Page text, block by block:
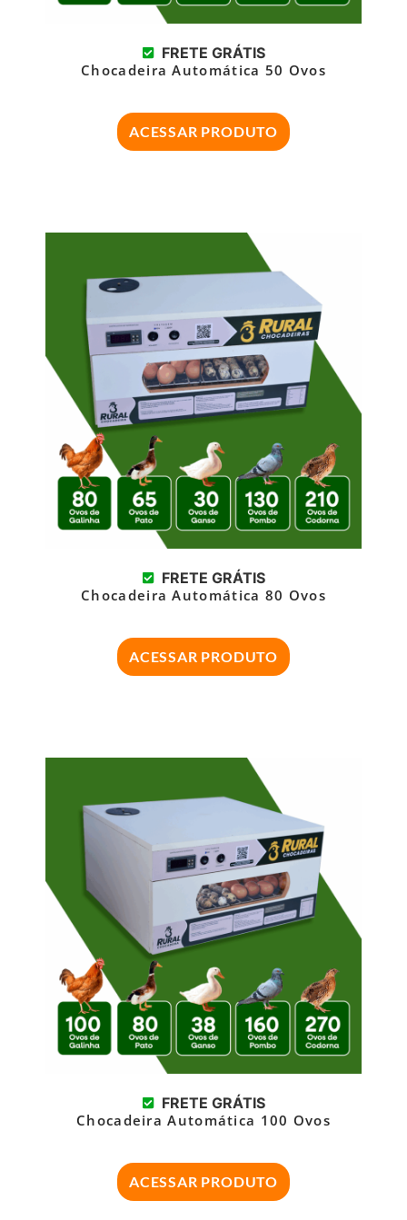
FRETE GRÁTIS
Chocadeira Automática 50 Ovos
ACESSAR PRODUTO
FRETE GRÁTIS
Chocadeira Automática 80 Ovos
ACESSAR PRODUTO
FRETE GRÁTIS
Chocadeira Automática 100 Ovos
ACESSAR PRODUTO